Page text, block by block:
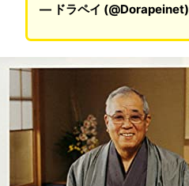
— ドラペイ (@Dorapeinet)